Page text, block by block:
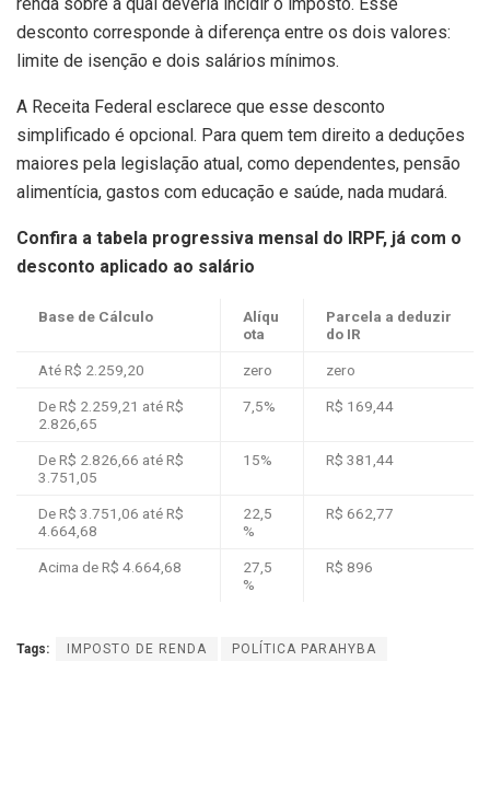
desconto corresponde à diferença entre os dois valores:
limite de isenção e dois salários mínimos.
A Receita Federal esclarece que esse desconto
simplificado é opcional. Para quem tem direito a deduções
maiores pela legislação atual, como dependentes, pensão
alimentícia, gastos com educação e saúde, nada mudará.
Confira a tabela progressiva mensal do IRPF, já com o
desconto aplicado ao salário
Base de Cálculo
Alíqu
ota
Parcela a deduzir
do IR
Até R$ 2.259,20 zero zero
De R$ 2.259,21 até R$
2.826,65
7,5% R$ 169,44
De R$ 2.826,66 até R$
3.751,05
15% R$ 381,44
De R$ 3.751,06 até R$
4.664,68
22,5
%
R$ 662,77
Acima de R$ 4.664,68
27,5
%
R$ 896
Tags: IMPOSTO DE RENDA POLÍTICA PARAHYBA